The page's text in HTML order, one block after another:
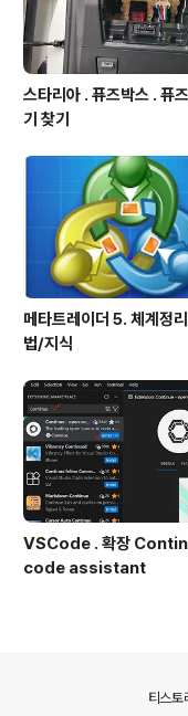
스타리아 . 퓨즈박스 . 퓨
기 찾기
메타트레이더 5. 체계정
법/지식
VSCode . 확장
code assistant
티스토